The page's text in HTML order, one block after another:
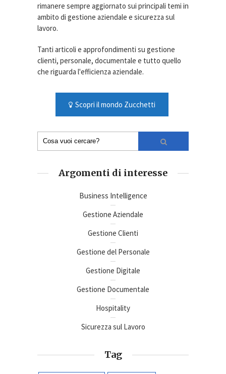
rimanere sempre aggiornato sui principali temi in
ambito di gestione aziendale e sicurezza sul
lavoro.
Tanti articoli e approfondimenti su gestione
clienti, personale, documentale e tutto quello
che riguarda l'efficienza aziendale.
Scopri il mondo Zucchetti
Argomenti di interesse
Business Intelligence
Gestione Aziendale
Gestione Clienti
Gestione del Personale
Gestione Digitale
Gestione Documentale
Hospitality
Sicurezza sul Lavoro
Tag